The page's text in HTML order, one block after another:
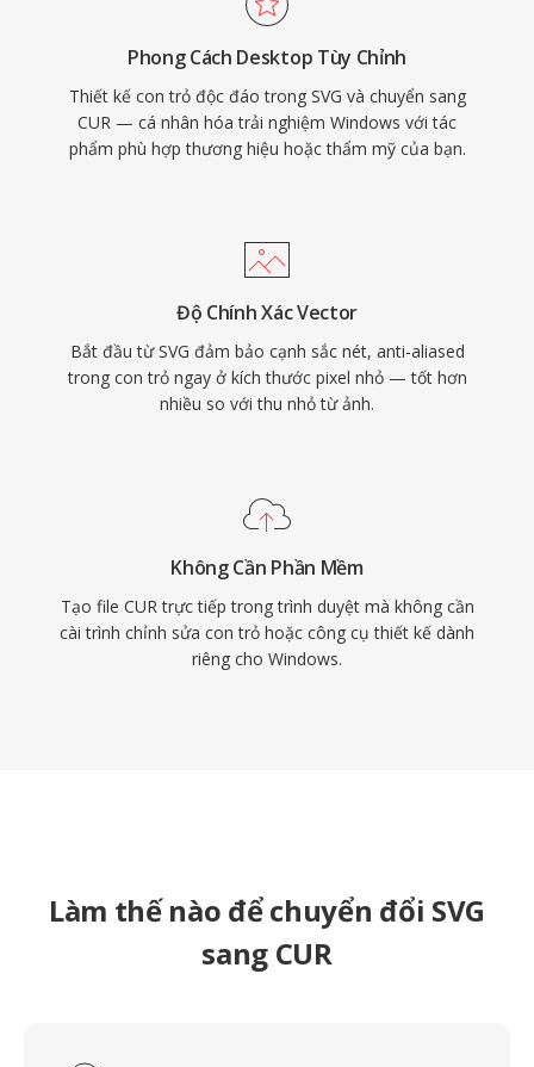
Phong Cách Desktop Tùy Chỉnh
Thiết kế con trỏ độc đáo trong SVG và chuyển sang
CUR — cá nhân hóa trải nghiệm Windows với tác
phẩm phù hợp thương hiệu hoặc thẩm mỹ của bạn.
Độ Chính Xác Vector
Bắt đầu từ SVG đảm bảo cạnh sắc nét, anti-aliased
trong con trỏ ngay ở kích thước pixel nhỏ — tốt hơn
nhiều so với thu nhỏ từ ảnh.
Không Cần Phần Mềm
Tạo file CUR trực tiếp trong trình duyệt mà không cần
cài trình chỉnh sửa con trỏ hoặc công cụ thiết kế dành
riêng cho Windows.
Làm thế nào để chuyển đổi SVG
sang CUR